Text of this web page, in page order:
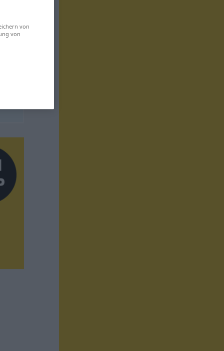
von
von